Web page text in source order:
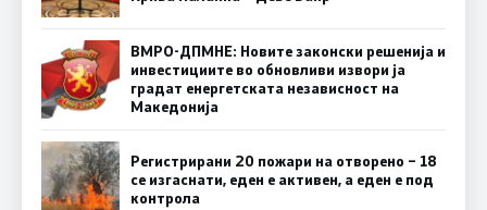
ВМРО-ДПМНЕ: Новите законски решенија и
инвестициите во обновливи извори ја
градат енергетската независност на
Македонија
Регистрирани 20 пожари на отворено – 18
се изгаснати, еден е активен, а еден е под
контрола